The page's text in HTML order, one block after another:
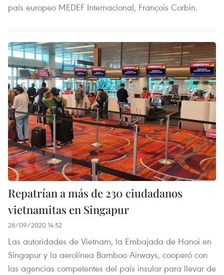
país europeo MEDEF Internacional, François Corbin.
Repatrían a más de 230 ciudadanos
vietnamitas en Singapur
28/09/2020 14:52
Las autoridades de Vietnam, la Embajada de Hanoi en
Singapur y la aerolínea Bamboo Airways, cooperó con
las agencias competentes del país insular para llevar de